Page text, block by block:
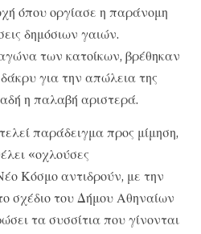
όπου οργίασε η παράνομη
δημόσιων γαιών.
των κατοίκων, βρέθηκαν
για την απώλεια της
η παλαβή αριστερά.
παράδειγμα προς μίμηση,
«οχλούσες
Κόσμο αντιδρούν, με την
σχέδιο του Δήμου Αθηναίων
τα συσσίτια που γίνονται